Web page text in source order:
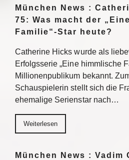
München News :
75: Was macht der
Familie“-Star heute?
Catherine Hicks wurde als
Erfolgsserie „Eine himmlische
Millionenpublikum bekannt.
Schauspielerin stellt sich die
ehemalige Serienstar nach…
Weiterlesen
München News : Vadim